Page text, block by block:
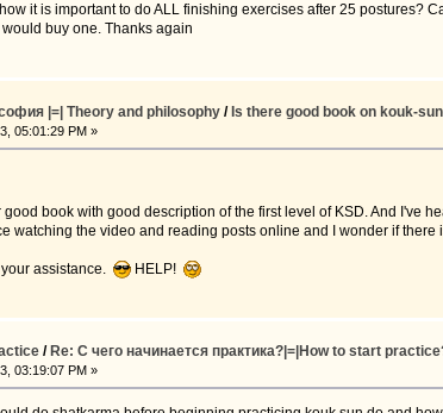
it is important to do ALL finishing exercises after 25 postures?
buy one. Thanks again
|=| Theory and philosophy /Is there good book on kouk-
05:01:29 PM »
book with good description of the first level of KSD. And I've
watching the video and reading posts online and I wonder if
your assistance. HELP!
/ Re: С чего начинается практика?|=|How to start
03:19:07 PM »